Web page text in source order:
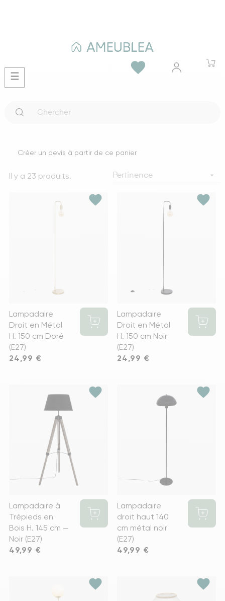
Basculer
la
☰
favorite
Créer un devis à partir de ce panier
Il y a 23 produits. Pertinence 
favorite
Lampadaire
Droit en Métal
H. 150 cm Doré
(E27)
Prix
24,99 €
favorite
Lampadaire
Droit en Métal
H. 150 cm Noir
(E27)
Prix
24,99 €
favorite
Lampadaire à
Trépieds en
Bois H. 145 cm —
Noir (E27)
Prix
49,99 €
favorite
Lampadaire
droit haut 140
cm métal noir
(E27)
Prix
49,99 €
favorite favorite